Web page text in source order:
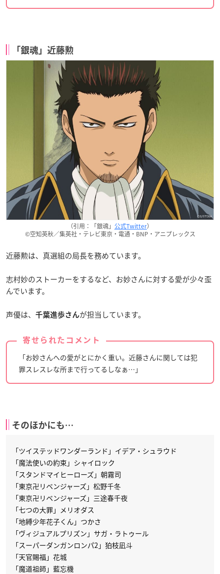
「銀魂」近藤勲
（引用：「銀魂」 公式Twitter）
©空知英秋／集英社・テレビ東京・電通・BNP・アニプレックス
近藤勲は、真選組の局長を務めています。
志村妙のストーカーをするなど、お妙さんに対する愛が少々歪
んでいます。
声優は、 千葉進歩さんが担当しています。
寄せられたコメント
「お妙さんへの愛がとにかく重い。近藤さんに関しては犯
罪スレスレな所まで行ってるしなぁ…」
そのほかにも…
「ツイステッドワンダーランド」イデア・シュラウド
「魔法使いの約束」シャイロック
「スタンドマイヒーローズ」朝霧司
「東京卍リベンジャーズ」松野千冬
「東京卍リベンジャーズ」三途春千夜
「七つの大罪」メリオダス
「地縛少年花子くん」つかさ
「ヴィジュアルプリズン」サガ・ラトゥール
「スーパーダンガンロンパ2」狛枝凪斗
「天官賜福」花城
「魔道祖師」藍忘機